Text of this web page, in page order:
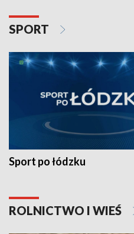
SPORT
Sport po łódzku
ROLNICTWO I WIEŚ